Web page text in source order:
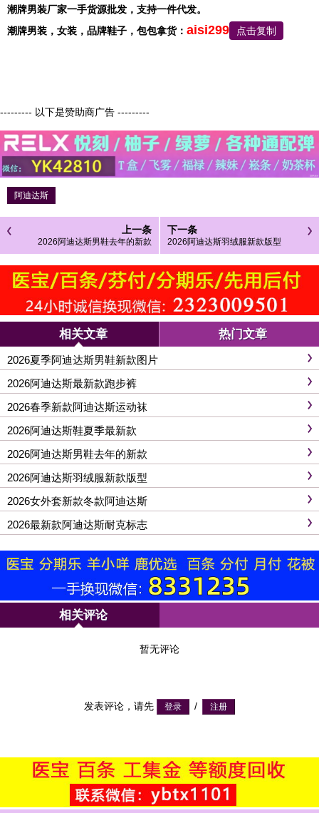
潮牌男装厂家一手货源批发，支持一件代发。
潮牌男装， 女装，品牌鞋子，包包拿货： aisi299 点击复制
--------- 以下是赞助商广告 ---------
阿迪达斯
上一条
2026阿迪达斯男鞋去年的新款
下一条
2026阿迪达斯羽绒服新款版型
相关文章 热门文章
2026夏季阿迪达斯男鞋新款图片
2026阿迪达斯最新款跑步裤
2026春季新款阿迪达斯运动袜
2026阿迪达斯鞋夏季最新款
2026阿迪达斯男鞋去年的新款
2026阿迪达斯羽绒服新款版型
2026女外套新款冬款阿迪达斯
2026最新款阿迪达斯耐克标志
相关评论
暂无评论
发表评论，请先 /